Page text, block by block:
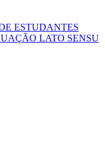
ESTUDANTES
LATO SENSU